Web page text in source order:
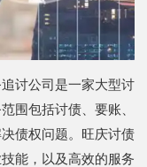
讨公司是一家大型讨
围包括讨债、要账、
债权问题。旺庆讨债
能，以及高效的服务